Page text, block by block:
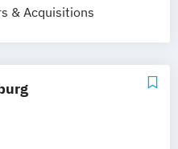
& Acquisitions